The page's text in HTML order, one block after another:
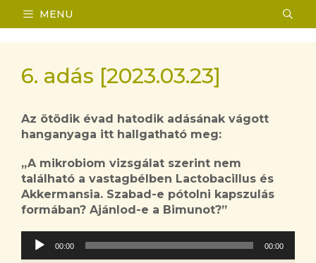
Kilépés
MENU
6. adás [2023.03.23]
Az ötödik évad hatodik adásának vágott
hanganyaga itt hallgatható meg:
„A mikrobiom vizsgálat szerint nem
található a vastagbélben Lactobacillus és
Akkermansia. Szabad-e pótolni kapszulás
formában? Ajánlod-e a Bimunot?”
Audió
lejátszó
00:00 00:00